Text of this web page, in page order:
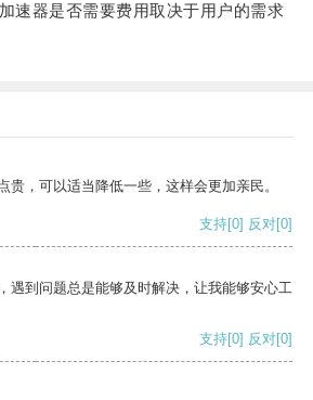
器是否需要费用取决于用户的需求
贵，可以适当降低一些，这样会更加亲民。
支持[0] 反对[0]
遇到问题总是能够及时解决，让我能够安心工
支持[0] 反对[0]